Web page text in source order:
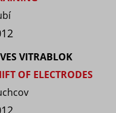
VITRABLOK
OF ELECTRODES